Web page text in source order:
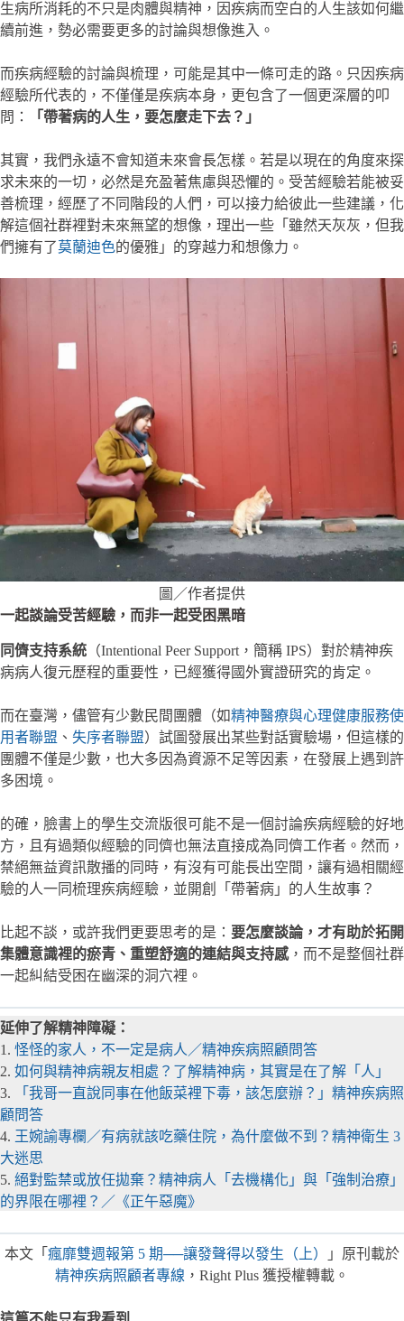
生病所消耗的不只是肉體與精神，因疾病而空白的人生該如何繼
續前進，勢必需要更多的討論與想像進入。
而疾病經驗的討論與梳理，可能是其中一條可走的路。只因疾病
經驗所代表的，不僅僅是疾病本身，更包含了一個更深層的叩
問：
「帶著病的人生，要怎麼走下去？」
其實，我們永遠不會知道未來會長怎樣。若是以現在的角度來探
求未來的一切，必然是充盈著焦慮與恐懼的。受苦經驗若能被妥
善梳理，經歷了不同階段的人們，可以接力給彼此一些建議，化
解這個社群裡對未來無望的想像，理出一些「雖然天灰灰，但我
們擁有了 莫蘭迪色的優雅」的穿越力和想像力。
圖／作者提供
一起談論受苦經驗，而非一起受困黑暗
同儕支持系統 （Intentional Peer Support，簡稱 IPS）對於精神疾
病病人復元歷程的重要性，已經獲得國外實證研究的肯定。
而在臺灣，儘管有少數民間團體（如精神醫療與心理健康服務使
用者聯盟 、 失序者聯盟）試圖發展出某些對話實驗場，但這樣的
團體不僅是少數，也大多因為資源不足等因素，在發展上遇到許
多困境。
的確，臉書上的學生交流版很可能不是一個討論疾病經驗的好地
方，且有過類似經驗的同儕也無法直接成為同儕工作者。然而，
禁絕無益資訊散播的同時，有沒有可能長出空間，讓有過相關經
驗的人一同梳理疾病經驗，並開創「帶著病」的人生故事？
比起不談，或許我們更要思考的是： 要怎麼談論，才有助於拓開
集體意識裡的瘀青、重塑舒適的連結與支持感，而不是整個社群
一起糾結受困在幽深的洞穴裡。
延伸了解精神障礙：
1. 怪怪的家人，不一定是病人／精神疾病照顧問答
2. 如何與精神病親友相處？了解精神病，其實是在了解「人」
3.
「我哥一直說同事在他飯菜裡下毒，該怎麼辦？」精神疾病照
顧問答
4. 王婉諭專欄／有病就該吃藥住院，為什麼做不到？精神衛生 3
大迷思
5. 絕對監禁或放任拋棄？精神病人「去機構化」與「強制治療」
的界限在哪裡？／《正午惡魔》
本文「 瘋靡雙週報第 5 期──讓發聲得以發生（上）
」原刊載於
精神疾病照顧者專線 ，Right Plus 獲授權轉載。